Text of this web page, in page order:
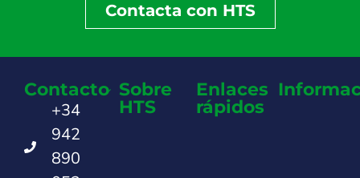
Contacta con HTS
Contacto
+34
942
890
Sobre
HTS
Enlaces
rápidos